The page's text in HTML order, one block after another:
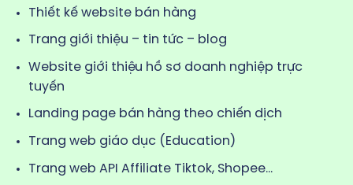
Thiết kế website bán hàng
Trang giới thiệu – tin tức – blog
Website giới thiệu hồ sơ doanh nghiệp trực
tuyến
Landing page bán hàng theo chiến dịch
Trang web giáo dục (Education)
Trang web API Affiliate Tiktok, Shopee…